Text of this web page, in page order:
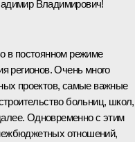
Владимирович!
в постоянном режиме
регионов. Очень много
проектов, самые важные
больниц, школ,
Одновременно с этим
отношений,